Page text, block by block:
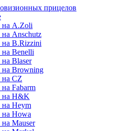
прицелов
A.Zoli
Anschutz
B.Rizzini
Benelli
Blaser
Browning
CZ
Fabarm
H&K
Heym
Howa
Mauser